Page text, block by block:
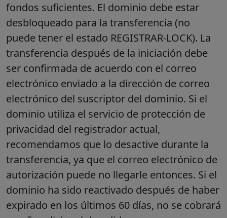
fondos suficientes. El dominio debe estar
desbloqueado para la transferencia (no
puede tener el estado REGISTRAR-LOCK). La
transferencia después de la iniciación debe
ser confirmada de acuerdo con el correo
electrónico enviado a la dirección de correo
electrónico del suscriptor del dominio. Si el
dominio utiliza el servicio de protección de
privacidad del registrador actual,
recomendamos que lo desactive durante la
transferencia, ya que el correo electrónico de
autorización puede no llegarle entonces. Si el
dominio ha sido reactivado después de haber
expirado en los últimos 60 días, no se cobrará